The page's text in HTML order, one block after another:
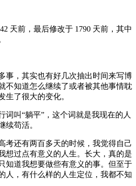
天前，最后修改于 1790 天前，其中
事，其实也有好几次抽出时间来写博
不知道怎么继续了或者被其他事情耽
生了很大的变化。
词叫“躺平”，这个词就是我现在的人
苟活。
考还有两百多天的时候，我觉得自己
想过点有意义的人生。长大，真的是
知道我想要做些有意义的事。但至于
人，有什么样的人生定位，我都不知